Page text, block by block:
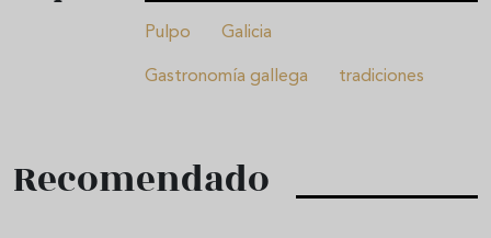
Pulpo Galicia
Gastronomía gallega tradiciones
Recomendado